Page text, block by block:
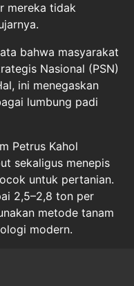
mereka tidak
bahwa masyarakat
Nasional (PSN)
ini menegaskan
lumbung padi
Petrus Kahol
sekaligus menepis
untuk pertanian.
2,5–2,8 ton per
metode tanam
modern.